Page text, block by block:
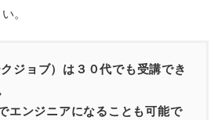
。
ジョブ）は３０代でも受講でき
エンジニアになることも可能で